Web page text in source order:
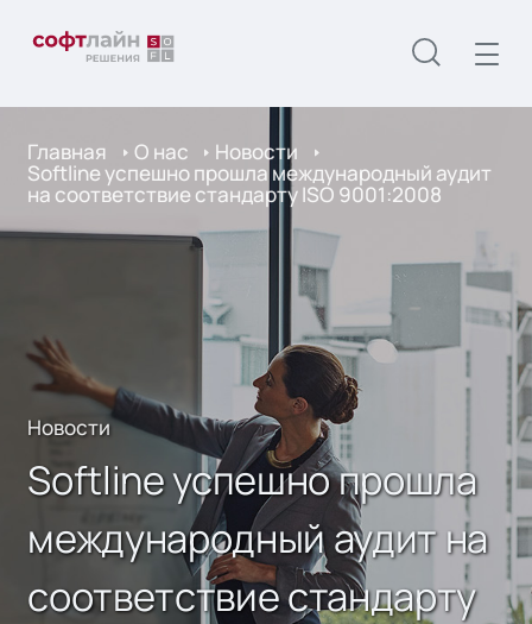
Главная О нас Новости
Softline успешно прошла международный аудит
на соответствие стандарту ISO 9001:2008
Новости
Softline успешно прошла
международный аудит на
соответствие стандарту